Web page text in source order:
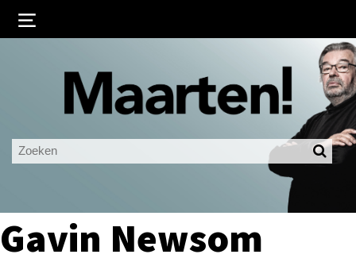
Ingelogd blijven
LOGIN
Gavin Newsom